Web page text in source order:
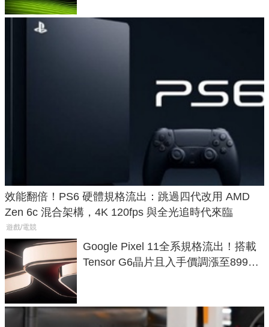
效能翻倍！PS6 硬體規格流出：跳過四代改用 AMD
Zen 6c 混合架構，4K 120fps 與全光追時代來臨
遊戲/電競
Google Pixel 11全系規格流出！搭載
Tensor G6晶片且入手價調漲至899美